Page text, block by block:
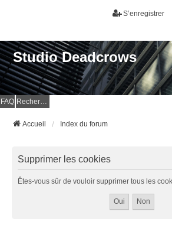
S’enregistrer
Studio Deadcrows
FAQ Rechercher
Accueil Index du forum
Supprimer les cookies
Êtes-vous sûr de vouloir supprimer tous les